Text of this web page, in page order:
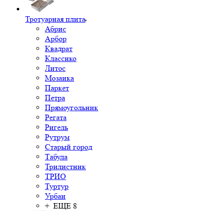
Тротуарная плита
Абрис
Арбор
Квадрат
Классико
Литос
Мозаика
Паркет
Петра
Прямоугольник
Регата
Ригель
Рутрум
Старый город
Табула
Трилистник
ТРИО
Туртур
Урбан
+ ЕЩЕ 8